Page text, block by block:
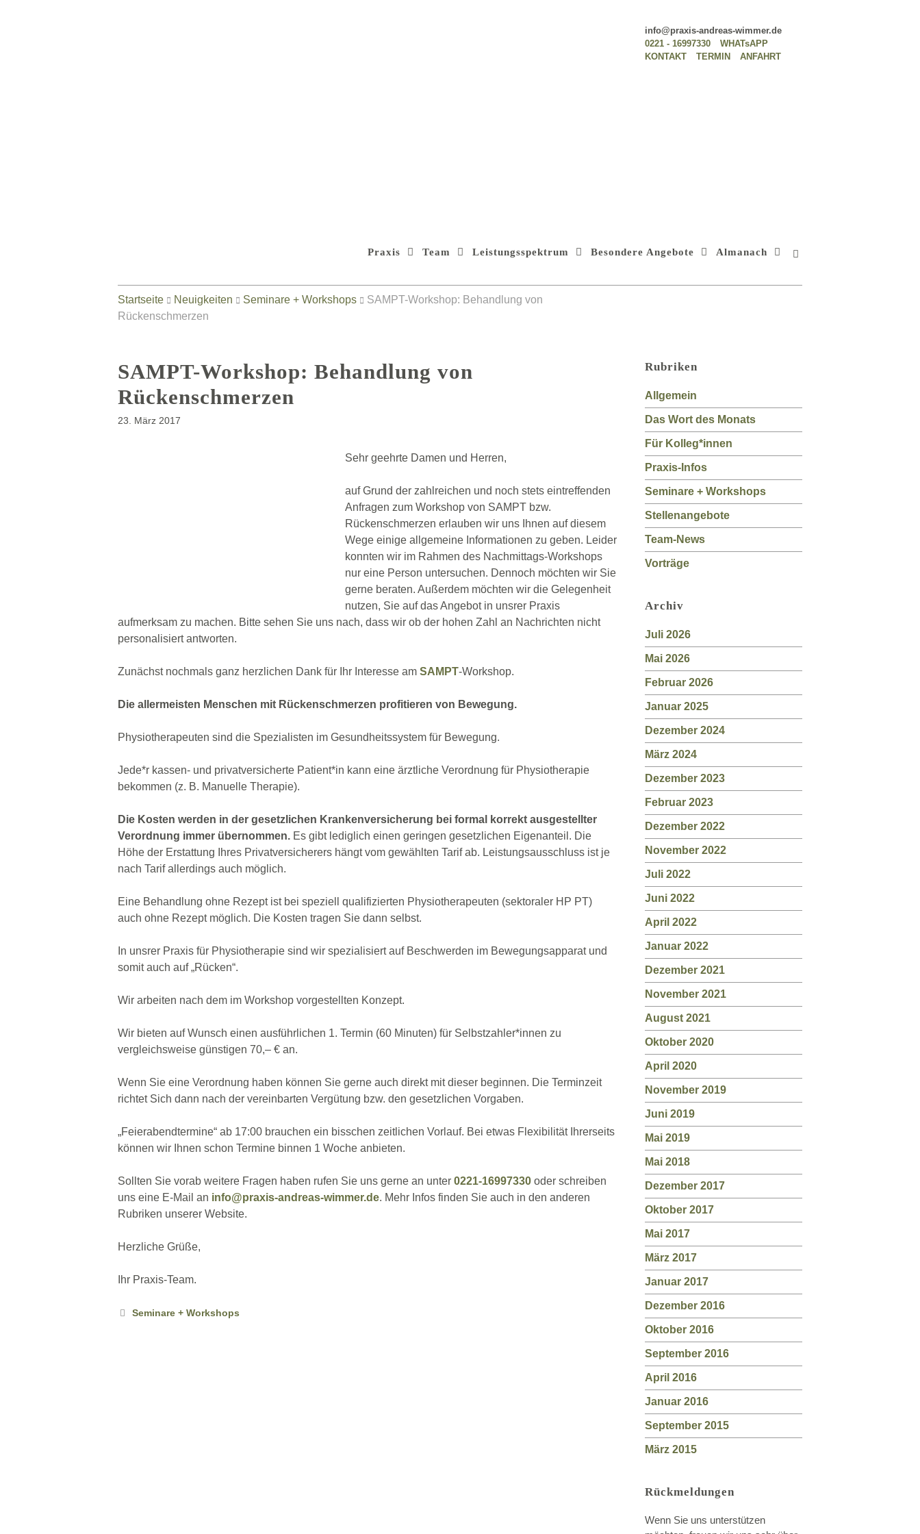
info@praxis-andreas-wimmer.de
0221 - 16997330
WHATsAPP
KONTAKT
TERMIN ANFAHRT
Praxis Team Leistungsspektrum Besondere Angebote Almanach
Startseite Neuigkeiten Seminare + Workshops
SAMPT-Workshop: Behandlung von
Rückenschmerzen
SAMPT-Workshop: Behandlung von
Rückenschmerzen
23. März 2017
Sehr geehrte Damen und Herren,
auf Grund der zahlreichen und noch stets eintreffenden
Anfragen zum Workshop von SAMPT bzw.
Rückenschmerzen erlauben wir uns Ihnen auf diesem
Wege einige allgemeine Informationen zu geben. Leider
konnten wir im Rahmen des Nachmittags-Workshops
nur eine Person untersuchen. Dennoch möchten wir Sie
gerne beraten. Außerdem möchten wir die Gelegenheit
nutzen, Sie auf das Angebot in unsrer Praxis
aufmerksam zu machen. Bitte sehen Sie uns nach, dass wir ob der hohen Zahl an Nachrichten nicht
personalisiert antworten.
Zunächst nochmals ganz herzlichen Dank für Ihr Interesse am SAMPT-Workshop.
Die allermeisten Menschen mit Rückenschmerzen profitieren von Bewegung.
Physiotherapeuten sind die Spezialisten im Gesundheitssystem für Bewegung.
Jede*r kassen- und privatversicherte Patient*in kann eine ärztliche Verordnung für Physiotherapie
bekommen (z. B. Manuelle Therapie).
Die Kosten werden in der gesetzlichen Krankenversicherung bei formal korrekt ausgestellter
Verordnung immer übernommen. Es gibt lediglich einen geringen gesetzlichen Eigenanteil. Die
Höhe der Erstattung Ihres Privatversicherers hängt vom gewählten Tarif ab. Leistungsausschluss ist je
nach Tarif allerdings auch möglich.
Eine Behandlung ohne Rezept ist bei speziell qualifizierten Physiotherapeuten (sektoraler HP PT)
auch ohne Rezept möglich. Die Kosten tragen Sie dann selbst.
In unsrer Praxis für Physiotherapie sind wir spezialisiert auf Beschwerden im Bewegungsapparat und
somit auch auf „Rücken“.
Wir arbeiten nach dem im Workshop vorgestellten Konzept.
Wir bieten auf Wunsch einen ausführlichen 1. Termin (60 Minuten) für Selbstzahler*innen zu
vergleichsweise günstigen 70,– € an.
Wenn Sie eine Verordnung haben können Sie gerne auch direkt mit dieser beginnen. Die Terminzeit
richtet Sich dann nach der vereinbarten Vergütung bzw. den gesetzlichen Vorgaben.
„Feierabendtermine“ ab 17:00 brauchen ein bisschen zeitlichen Vorlauf. Bei etwas Flexibilität Ihrerseits
können wir Ihnen schon Termine binnen 1 Woche anbieten.
Sollten Sie vorab weitere Fragen haben rufen Sie uns gerne an unter 0221-16997330 oder schreiben
uns eine E-Mail an info@praxis-andreas-wimmer.de. Mehr Infos finden Sie auch in den anderen
Rubriken unserer Website.
Herzliche Grüße,
Ihr Praxis-Team.
Kategorien
Seminare + Workshops
Rubriken
Allgemein
Das Wort des Monats
Für Kolleg*innen
Praxis-Infos
Seminare + Workshops
Stellenangebote
Team-News
Vorträge
Archiv
Juli 2026
Mai 2026
Februar 2026
Januar 2025
Dezember 2024
März 2024
Dezember 2023
Februar 2023
Dezember 2022
November 2022
Juli 2022
Juni 2022
April 2022
Januar 2022
Dezember 2021
November 2021
August 2021
Oktober 2020
April 2020
November 2019
Juni 2019
Mai 2019
Mai 2018
Dezember 2017
Oktober 2017
Mai 2017
März 2017
Januar 2017
Dezember 2016
Oktober 2016
September 2016
April 2016
Januar 2016
September 2015
März 2015
Rückmeldungen
Wenn Sie uns unterstützen